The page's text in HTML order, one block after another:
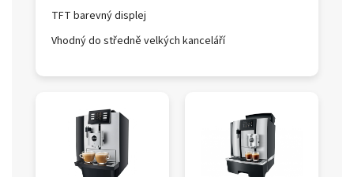
TFT barevný displej
Vhodný do středně velkých kanceláří